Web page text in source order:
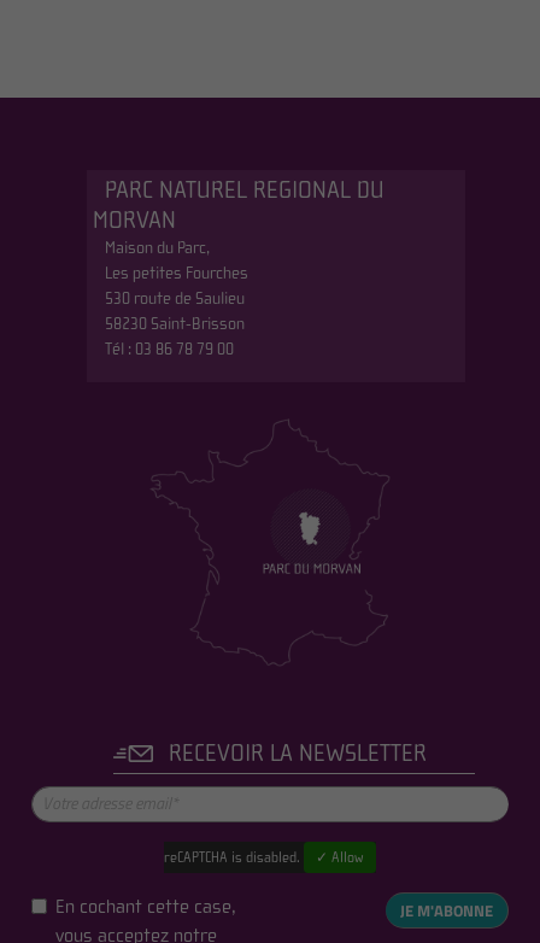
PARC NATUREL REGIONAL DU
MORVAN
Maison du Parc,
Les petites Fourches
530 route de Saulieu
58230 Saint-Brisson
Tél : 03 86 78 79 00
RECEVOIR LA NEWSLETTER
reCAPTCHA is disabled. ✓ Allow
En cochant cette case,
vous acceptez notre
JE M'ABONNE